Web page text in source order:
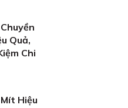
Quả,
Chi
Hiệu